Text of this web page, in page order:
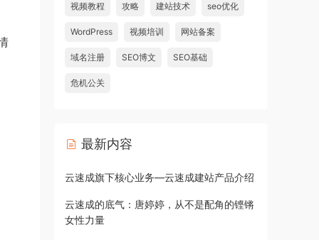
视频教程 攻略 建站技术 seo优化
WordPress 视频培训 网站备案
域名注册 SEO博文 SEO基础
危机公关
最新内容
云速成旗下核心业务—云速成建站产品介绍
云速成的底气：唐婷婷，从不是配角的铿锵
女性力量